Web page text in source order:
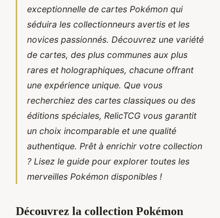
exceptionnelle de cartes Pokémon qui
séduira les collectionneurs avertis et les
novices passionnés. Découvrez une variété
de cartes, des plus communes aux plus
rares et holographiques, chacune offrant
une expérience unique. Que vous
recherchiez des cartes classiques ou des
éditions spéciales, RelicTCG vous garantit
un choix incomparable et une qualité
authentique. Prêt à enrichir votre collection
? Lisez le guide pour explorer toutes les
merveilles Pokémon disponibles !
Découvrez la collection Pokémon